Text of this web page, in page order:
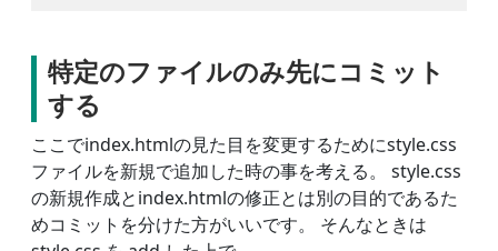
特定のファイルのみ先にコミット
する
ここでindex.htmlの見た目を変更するためにstyle.css
ファイルを新規で追加した時の事を考える。 style.css
の新規作成とindex.htmlの修正とは別の目的であるた
めコミットを分けた方がいいです。 そんなときは